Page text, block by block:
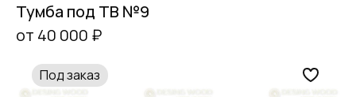
Тумба под ТВ №9
от 40 000 ₽
Под заказ